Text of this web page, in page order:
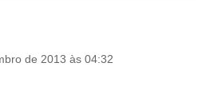
de 2013 às 04:32